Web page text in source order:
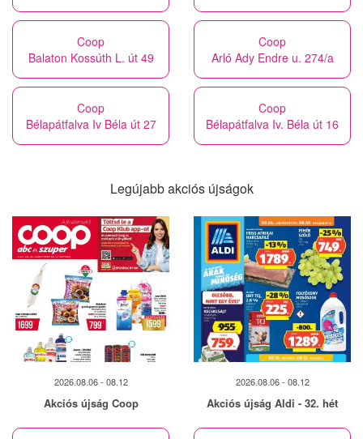
Coop
Balaton Kossúth L. út 49
Coop
Arló Ady Endre u. 274/a
Coop
Bélapátfalva Iv Béla út 27
Coop
Bélapátfalva Iv. Béla út 16
Legújabb akciós újságok
2026.08.06 - 08.12
Akciós újság Coop
2026.08.06 - 08.12
Akciós újság Aldi - 32. hét